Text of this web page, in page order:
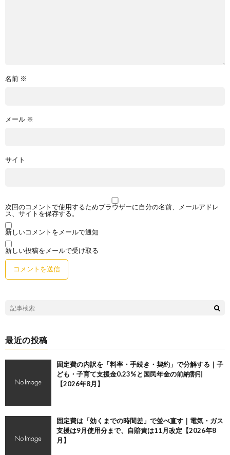
名前 ※
メール ※
サイト
次回のコメントで使用するためブラウザーに自分の名前、メールアドレ
ス、サイトを保存する。
新しいコメントをメールで通知
新しい投稿をメールで受け取る
最近の投稿
固定費の内訳を「料率・手続き・契約」で分解する｜子
ども・子育て支援金0.23%と国民年金の前納割引
【2026年8月】
固定費は「効くまでの時間差」で並べ直す｜電気・ガス
支援は9月使用分まで、自賠責は11月改定【2026年8
月】